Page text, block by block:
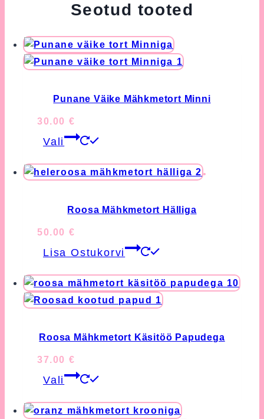
Seotud tooted
Punane Väike Mähkmetort Minni
30.00 €
Vali
has
multiple
The
be
on
the
Roosa Mähkmetort Hälliga
50.00 €
Lisa Ostukorvi
Roosa Mähkmetort Käsitöö Papudega
37.00 €
Vali
has